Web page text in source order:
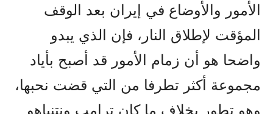
الأمور والأوضاع في إيران بعد الوقف
المؤقت لإطلاق النار، فإن الذي يبدو
واضحا هو أن زمام الأمور قد أصبح بأياد
مجموعة أكثر تطرفا من التي قضت نحبها،
وهو تطور بخلاف ما كان ترامب ونتنياهو